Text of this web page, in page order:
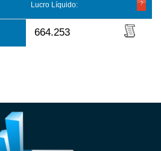
Lucro Líquido:
664.253